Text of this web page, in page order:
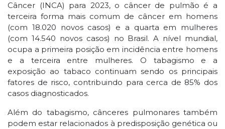
Câncer (INCA) para 2023, o câncer de pulmão é a
terceira forma mais comum de câncer em homens
(com 18.020 novos casos) e a quarta em mulheres
(com 14.540 novos casos) no Brasil. A nível mundial,
ocupa a primeira posição em incidência entre homens
e a terceira entre mulheres. O tabagismo e a
exposição ao tabaco continuam sendo os principais
fatores de risco, contribuindo para cerca de 85% dos
casos diagnosticados.
Além do tabagismo, cânceres pulmonares também
podem estar relacionados à predisposição genética ou